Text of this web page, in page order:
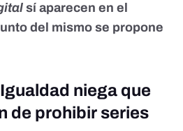
sí aparecen en el
del mismo se propone
niega que
de prohibir series